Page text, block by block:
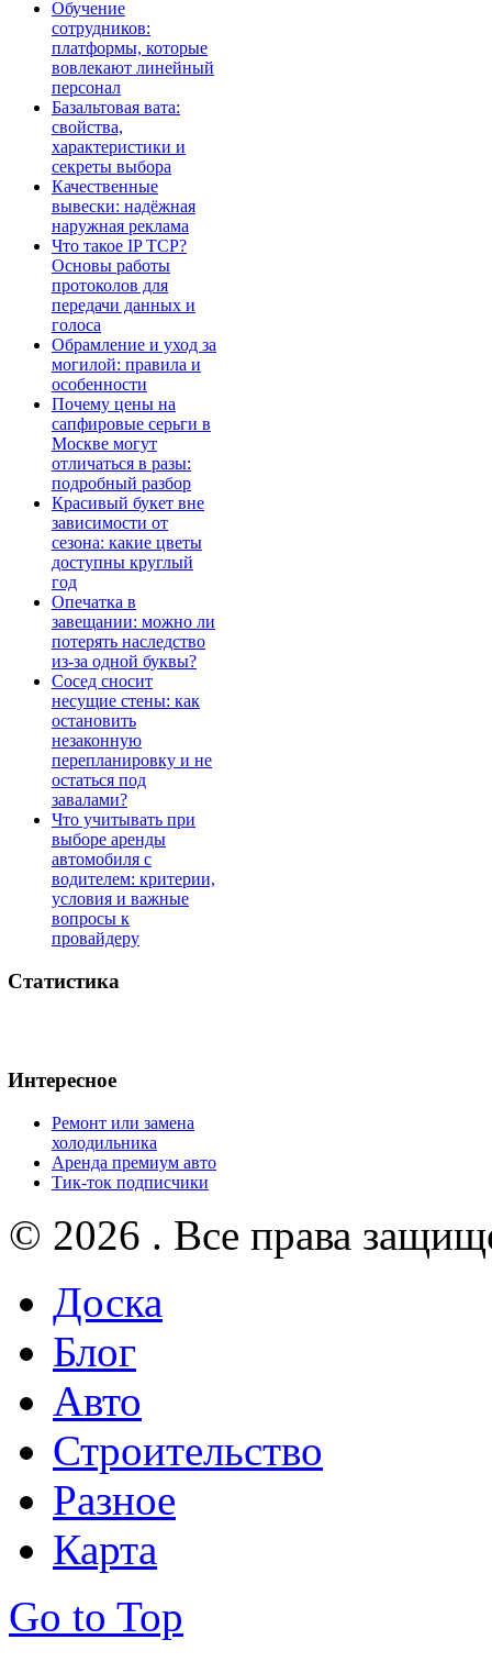
Обучение
сотрудников:
платформы, которые
вовлекают линейный
персонал
Базальтовая вата:
свойства,
характеристики и
секреты выбора
Качественные
вывески: надёжная
наружная реклама
Что такое IP TCP?
Основы работы
протоколов для
передачи данных и
голоса
Обрамление и уход за
могилой: правила и
особенности
Почему цены на
сапфировые серьги в
Москве могут
отличаться в разы:
подробный разбор
Красивый букет вне
зависимости от
сезона: какие цветы
доступны круглый
год
Опечатка в
завещании: можно ли
потерять наследство
из-за одной буквы?
Сосед сносит
несущие стены: как
остановить
незаконную
перепланировку и не
остаться под
завалами?
Что учитывать при
выборе аренды
автомобиля с
водителем: критерии,
условия и важные
вопросы к
провайдеру
Статистика
Интересное
Ремонт или замена
холодильника
Аренда премиум авто
Тик-ток подписчики
© 2026 . Все права
Доска
Блог
Авто
Строительство
Разное
Карта
Go to Top